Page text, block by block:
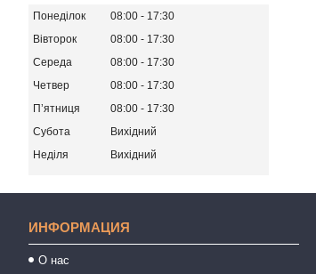
Понеділок 08:00
17:30
Вівторок
08:00
17:30
Середа
08:00
17:30
Четвер
08:00
17:30
Пʼятниця
08:00
17:30
Субота
Вихідний
Неділя
Вихідний
ИНФОРМАЦИЯ
О нас